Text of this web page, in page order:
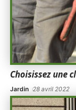
Choisissez une
Jardin 28 avril 2022